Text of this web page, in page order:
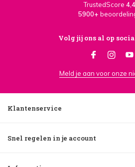
TrustedScore
5900+
Volg jij ons al op
Meld je aan voor onze
Klantenservice
Snel regelen in je account